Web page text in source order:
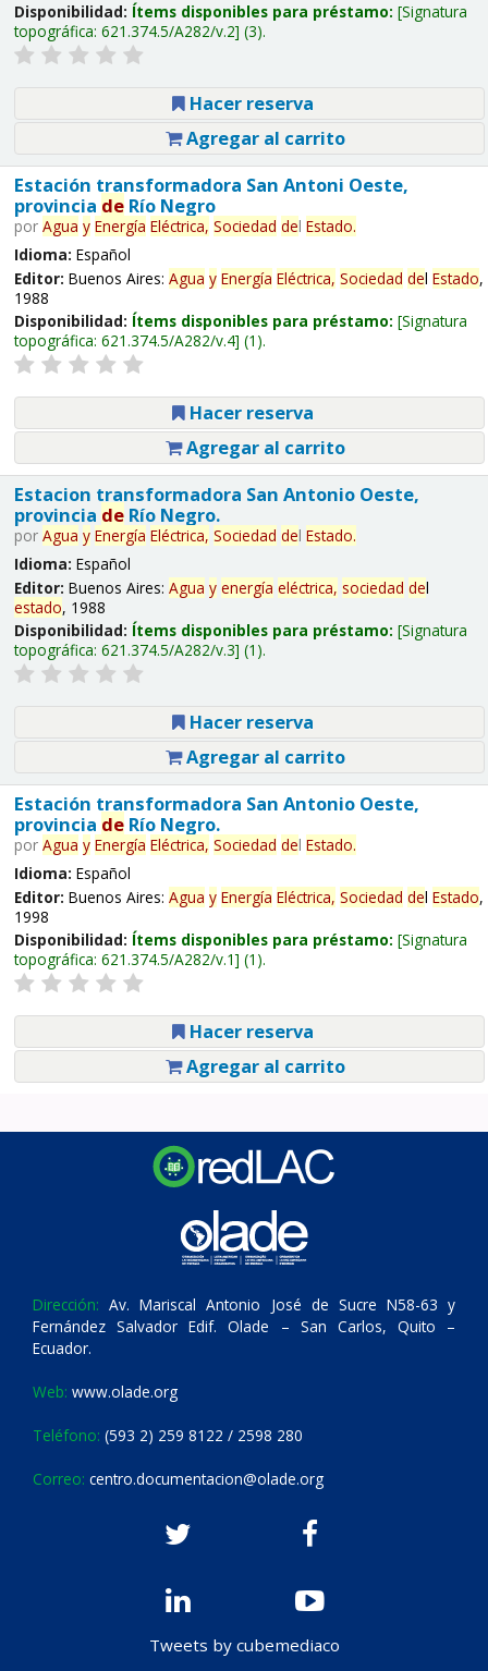
Disponibilidad: Ítems disponibles para préstamo: Signatura
topográfica: 621.374.5/A282/v.2 (3).
Hacer reserva
Agregar al carrito
Estación transformadora San Antoni Oeste,
provincia deRío Negro
por Agua y Energía Eléctrica, Sociedad del Estado.
Idioma: Español
Editor: Buenos Aires: Agua y Energía Eléctrica, Sociedad del Estado,
1988
Disponibilidad: Ítems disponibles para préstamo: Signatura
topográfica: 621.374.5/A282/v.4 (1).
Hacer reserva
Agregar al carrito
Estacion transformadora San Antonio Oeste,
provincia deRío Negro.
por Agua y Energía Eléctrica, Sociedad del Estado.
Idioma: Español
Editor: Buenos Aires: Agua y energía eléctrica, sociedad del
estado, 1988
Disponibilidad: Ítems disponibles para préstamo: Signatura
topográfica: 621.374.5/A282/v.3 (1).
Hacer reserva
Agregar al carrito
Estación transformadora San Antonio Oeste,
provincia deRío Negro.
por Agua y Energía Eléctrica, Sociedad del Estado.
Idioma: Español
Editor: Buenos Aires: Agua y Energía Eléctrica, Sociedad del Estado,
1998
Disponibilidad: Ítems disponibles para préstamo: Signatura
topográfica: 621.374.5/A282/v.1 (1).
Hacer reserva
Agregar al carrito
Dirección: Av. Mariscal Antonio José de Sucre N58-63 y
Fernández Salvador Edif. Olade – San Carlos, Quito –
Ecuador.
Web: www.olade.org
Teléfono: (593 2) 259 8122 / 2598 280
Correo: centro.documentacion@olade.org
Tweets by cubemediaco